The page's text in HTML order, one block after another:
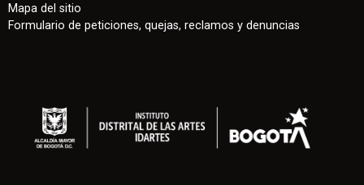
Mapa del sitio
Formulario de peticiones, quejas, reclamos y denuncias